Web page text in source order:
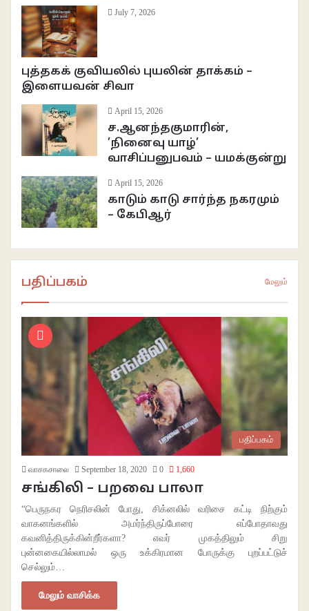
July 7, 2026
புத்தகக் குவியலில் புயலின் தாக்கம் –
இளையவன் சிவா
April 15, 2026
ச.ஆனந்தகுமாரின்,
’நினைவு யாழ்’
வாசிப்பனுபவம் – யமக்குன்று
April 15, 2026
காடும் காடு சார்ந்த நகரமும்
– கேபிஆர்
பதிப்பகம் மேலும்
பதிப்பகம்
வாசகசாலை September 18, 2020 0 1,660
சங்கிலி – பறவை பாலா
“பெருநகர நெரிசலின் போது, சிக்னலில் வரிசை கட்டி நிற்கும்
வாகனங்களில் அமர்ந்திருப்போரை எப்போதாவது
கவனித்திருக்கின்றீர்களா? எவர் முகத்திலும் சிறு
புன்னகையில்லாமல் ஒரு உக்கிரமான போருக்கு புறப்பட்டுச்
செல்லும்…
மேலும் வாசிக்க